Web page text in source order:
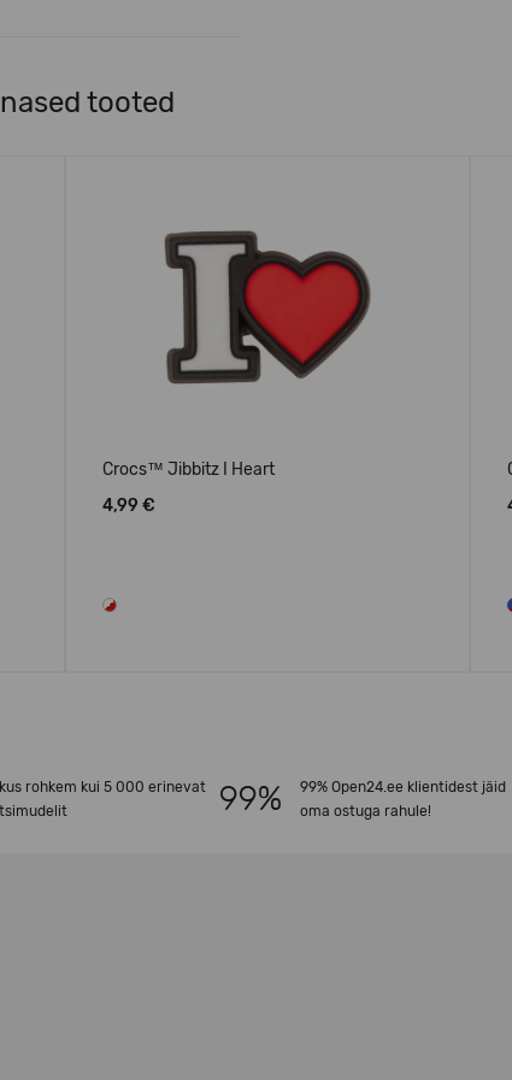
tooted
Crocs™ Jibbitz I Heart
4,99 €
rohkem kui 5 000 erinevat
99% Open24.ee klientidest jäid
oma ostuga rahule!